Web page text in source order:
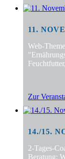
11.
Web-
Zur
14./15.
2-Tages-
Beratung: